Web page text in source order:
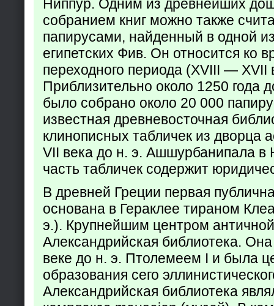
Ниппур. Одним из древнейших
собранием книг можно также
папирусами, найденный в одной
египетских Фив. Он относится ко
переходного периода (XVIII — XVII
Приблизительно около 1250 года
было собрано около 20 000
известная древневосточная
клинописных табличек из дворца
VII века до н. э. Ашшурбанипала в
часть табличек содержит
В древней Греции первая
основана в Гераклее тираном
э.). Крупнейшим центром
Александрийская библиотека.
веке до н. э. Птолемеем I и была
образования сего
Александрийская библиотека